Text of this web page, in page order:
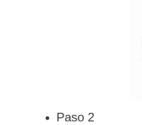
Paso 2